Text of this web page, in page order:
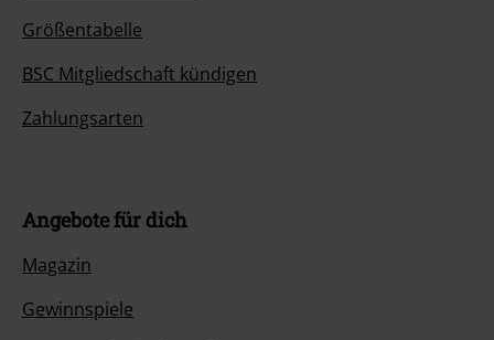
Größentabelle
BSC Mitgliedschaft kündigen
Zahlungsarten
Angebote für dich
Magazin
Gewinnspiele